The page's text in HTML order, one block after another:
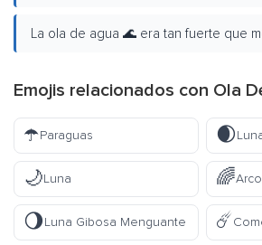
La ola de agua 🌊 era tan fuerte que
Emojis relacionados con Ola
☂️Paraguas 🌒
🌙Luna 🌈
🌖Luna Gibosa Menguante ☄️